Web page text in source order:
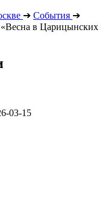
➔ События ➔
в Царицынских
03-15